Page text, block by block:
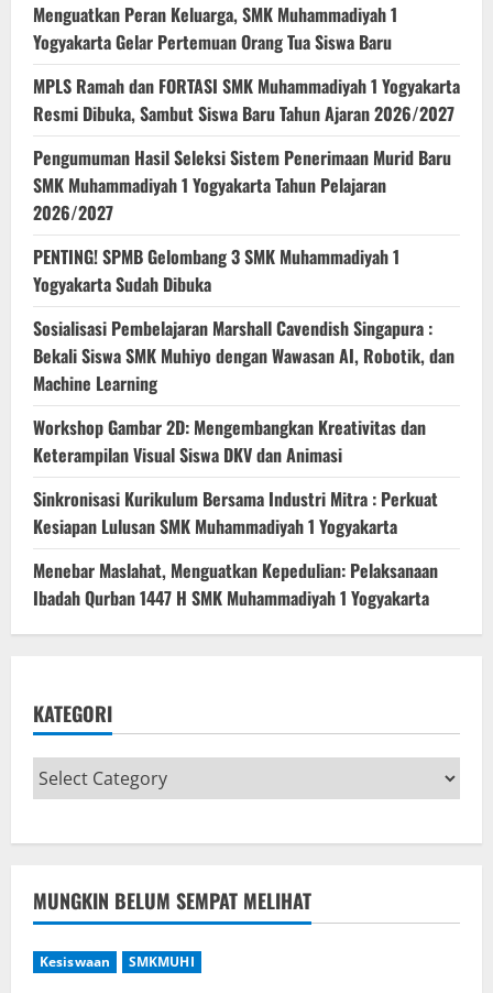
Menguatkan Peran Keluarga, SMK Muhammadiyah 1
Yogyakarta Gelar Pertemuan Orang Tua Siswa Baru
MPLS Ramah dan FORTASI SMK Muhammadiyah 1 Yogyakarta
Resmi Dibuka, Sambut Siswa Baru Tahun Ajaran 2026/2027
Pengumuman Hasil Seleksi Sistem Penerimaan Murid Baru
SMK Muhammadiyah 1 Yogyakarta Tahun Pelajaran
2026/2027
PENTING! SPMB Gelombang 3 SMK Muhammadiyah 1
Yogyakarta Sudah Dibuka
Sosialisasi Pembelajaran Marshall Cavendish Singapura :
Bekali Siswa SMK Muhiyo dengan Wawasan AI, Robotik, dan
Machine Learning
Workshop Gambar 2D: Mengembangkan Kreativitas dan
Keterampilan Visual Siswa DKV dan Animasi
Sinkronisasi Kurikulum Bersama Industri Mitra : Perkuat
Kesiapan Lulusan SMK Muhammadiyah 1 Yogyakarta
Menebar Maslahat, Menguatkan Kepedulian: Pelaksanaan
Ibadah Qurban 1447 H SMK Muhammadiyah 1 Yogyakarta
KATEGORI
MUNGKIN BELUM SEMPAT MELIHAT
Kesiswaan SMKMUHI